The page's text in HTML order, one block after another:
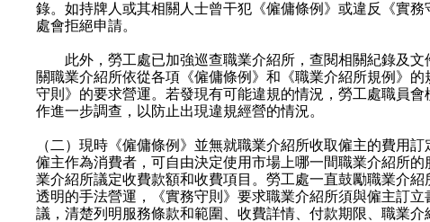
錄。如持牌人或其相關人士曾干犯《僱傭條例》或違反《實務
處會拒絕申請。
此外，勞工處已加強巡查職業介紹所，查閱相關紀錄及文
關職業介紹所依從各項《僱傭條例》和《職業介紹所規例》的
守則》的要求營運。若發現有可能違規的情況，勞工處職員會
作進一步調查，以防止出現違規經營的情況。
（二）現時《僱傭條例》並無就職業介紹所收取僱主的費用訂
僱主作為消費者，可自由決定使用市場上哪一間職業介紹所的
業介紹所議定收費款額和收費項目。勞工處一直鼓勵職業介紹
透明的手法營運，《實務守則》要求職業介紹所須與僱主訂立
議，清楚列明服務條款和範圍、收費詳情、付款期限、職業介